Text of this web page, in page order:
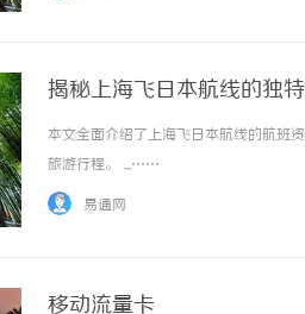
揭秘上海飞日本航线的独
本文全面介绍了上海飞日本航线的航班
旅游行程。 ...……
易通网
移动流量卡
才是关键项